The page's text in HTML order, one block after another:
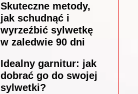
Skuteczne metody,
jak schudnąć i
wyrzeźbić sylwetkę
w zaledwie 90 dni
Idealny garnitur: jak
dobrać go do swojej
sylwetki?